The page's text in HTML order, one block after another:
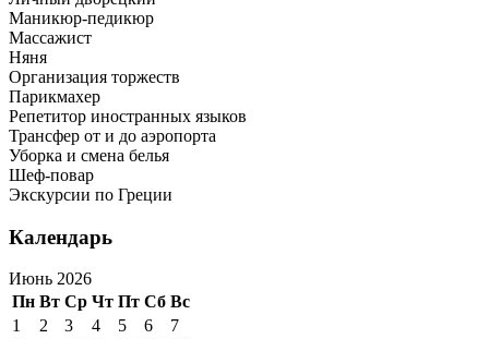
Маникюр-педикюр
Массажист
Няня
Организация торжеств
Парикмахер
Репетитор иностранных языков
Трансфер от и до аэропорта
Уборка и смена белья
Шеф-повар
Экскурсии по Греции
Календарь
Июнь 2026
Пн Вт Ср Чт Пт Сб Вс
1
2 3 4 5 6
7